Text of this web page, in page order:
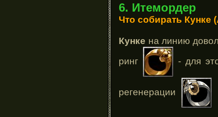
6. Итемордер
Что собирать Кунке
Кунке на линию
ринг - для
регенерации